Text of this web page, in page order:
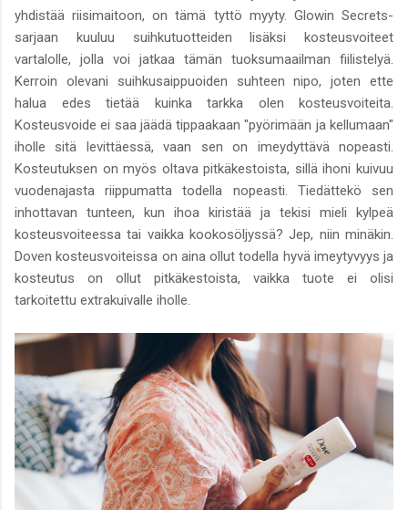
yhdistää riisimaitoon, on tämä tyttö myyty. Glowin Secrets-
sarjaan kuuluu suihkutuotteiden lisäksi kosteusvoiteet
vartalolle, jolla voi jatkaa tämän tuoksumaailman fiilistelyä.
Kerroin olevani suihkusaippuoiden suhteen nipo, joten ette
halua edes tietää kuinka tarkka olen kosteusvoiteita.
Kosteusvoide ei saa jäädä tippaakaan "pyörimään ja kellumaan"
iholle sitä levittäessä, vaan sen on imeydyttävä nopeasti.
Kosteutuksen on myös oltava pitkäkestoista, sillä ihoni kuivuu
vuodenajasta riippumatta todella nopeasti. Tiedättekö sen
inhottavan tunteen, kun ihoa kiristää ja tekisi mieli kylpeä
kosteusvoiteessa tai vaikka kookosöljyssä? Jep, niin minäkin.
Doven kosteusvoiteissa on aina ollut todella hyvä imeytyvyys ja
kosteutus on ollut pitkäkestoista, vaikka tuote ei olisi
tarkoitettu extrakuivalle iholle.